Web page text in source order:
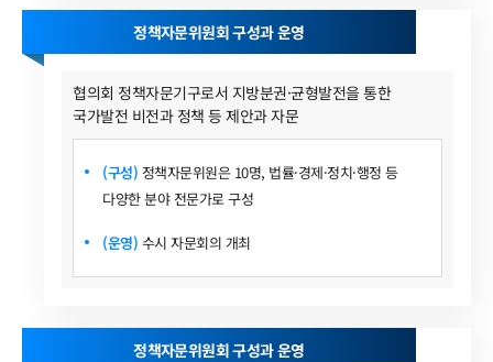
정책자문위원회 구성과 운영
협의회 정책자문기구로서 지방분권·균형발전을 통한
국가발전 비전과 정책 등 제안과 자문
(구성) 정책자문위원은 10명, 법률·경제·정치·행정 등
다양한 분야 전문가로 구성
(운영) 수시 자문회의 개최
정책자문위원회 구성과 운영